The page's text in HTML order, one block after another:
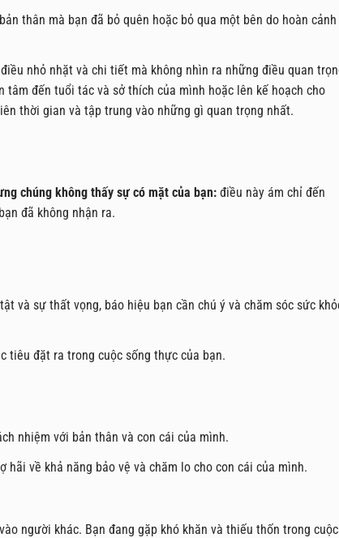
thân mà bạn đã bỏ quên hoặc bỏ qua một bên do hoàn cảnh
nhỏ nhặt và chi tiết mà không nhìn ra những điều quan
tâm đến tuổi tác và sở thích của mình hoặc lên kế hoạch cho
thời gian và tập trung vào những gì quan trọng nhất.
chúng không thấy sự có mặt của bạn: điều này ám chỉ đến
đã không nhận ra.
và sự thất vọng, báo hiệu bạn cần chú ý và chăm sóc sức
tiêu đặt ra trong cuộc sống thực của bạn.
nhiệm với bản thân và con cái của mình.
hãi về khả năng bảo vệ và chăm lo cho con cái của mình.
người khác. Bạn đang gặp khó khăn và thiếu thốn trong cuộc